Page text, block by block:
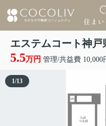
エステムコート神
5.5万円 管理/共益費 10,000
1/13